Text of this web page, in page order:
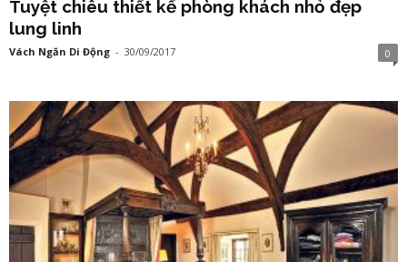
Tuyệt chiêu thiết kế phòng khách nhỏ đẹp
lung linh
Vách Ngăn Di Động - 30/09/2017 0